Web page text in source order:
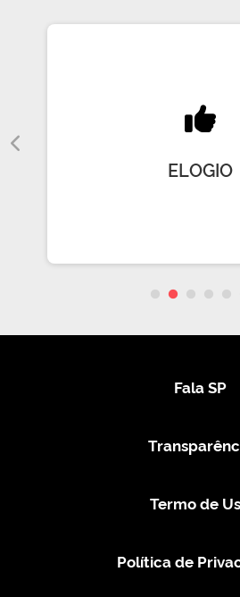
ELOGIO
Fala SP
Termo de
Política de